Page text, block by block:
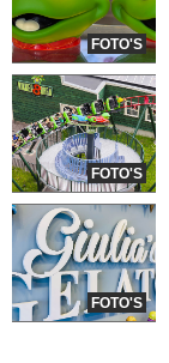
FOTO'S
FOTO'S
FOTO'S